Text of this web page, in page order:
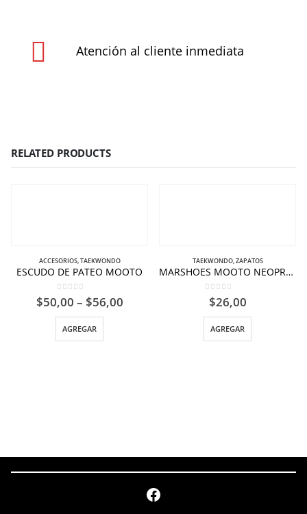
Atención al cliente inmediata
RELATED PRODUCTS
ACCESORIOS,TAEKWONDO
ESCUDO DE PATEO MOOTO
0out of 5
$50,00 – $56,00
AGREGAR
TAEKWONDO,ZAPATOS
MARSHOES MOOTO NEOPRENO
0out of 5
$26,00
AGREGAR
Facebook